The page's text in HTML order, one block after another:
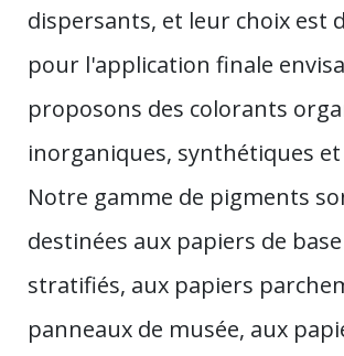
dispersants, et leur choix est
pour l'application finale
proposons des colorants
inorganiques, synthétiques
Notre gamme de pigments
destinées aux papiers de
stratifiés, aux papiers
panneaux de musée, aux